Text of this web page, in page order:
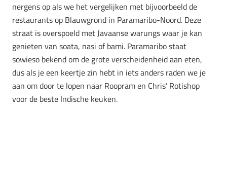
nergens op als we het vergelijken met bijvoorbeeld de
restaurants op Blauwgrond in Paramaribo-Noord. Deze
straat is overspoeld met Javaanse warungs waar je kan
genieten van soata, nasi of bami. Paramaribo staat
sowieso bekend om de grote verscheidenheid aan eten,
dus als je een keertje zin hebt in iets anders raden we je
aan om door te lopen naar Roopram en Chris’ Rotishop
voor de beste Indische keuken.